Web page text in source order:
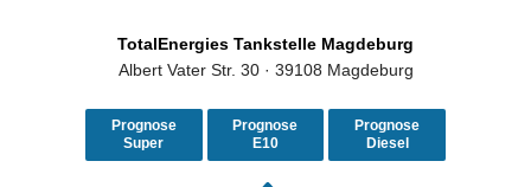
TotalEnergies Tankstelle Magdeburg
Albert Vater Str. 30 · 39108 Magdeburg
Prognose
Super
Prognose
E10
Prognose
Diesel